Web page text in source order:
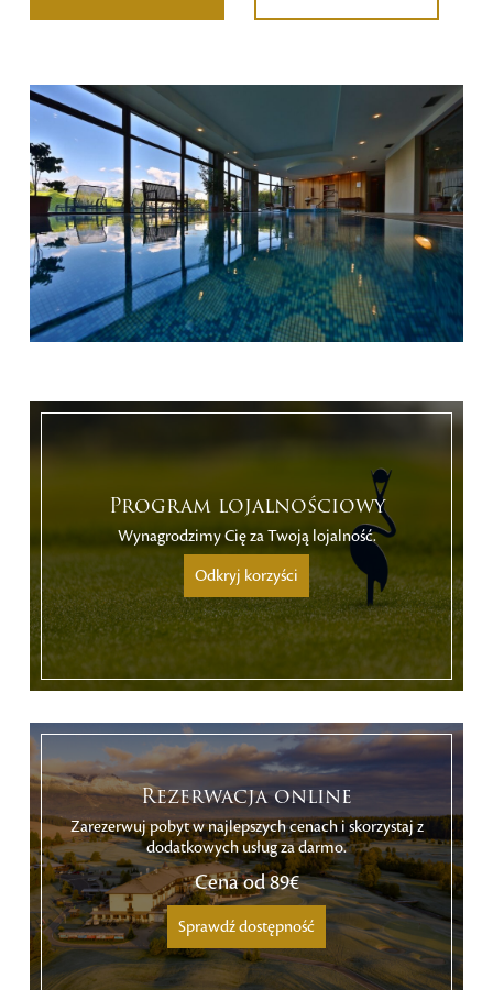
Program lojalnościowy
Wynagrodzimy Cię za Twoją lojalność.
Odkryj korzyści
Rezerwacja online
Zarezerwuj pobyt w najlepszych cenach i skorzystaj z
dodatkowych usług za darmo.
Cena od89€
Sprawdź dostępność